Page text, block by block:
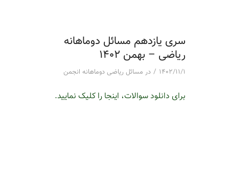
سری یازدهم مسائل دوماهانه
ریاضی – بهمن ۱۴۰۲
۱۴۰۲/۱۱/۱ / در مسائل ریاضی دوماهانه انجمن
برای دانلود سوالات، اینجا را کلیک نمایید.